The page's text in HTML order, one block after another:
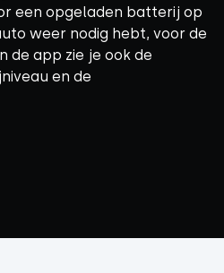
een opgeladen batterij op
weer nodig hebt, voor de
de app zie je ook de
en de